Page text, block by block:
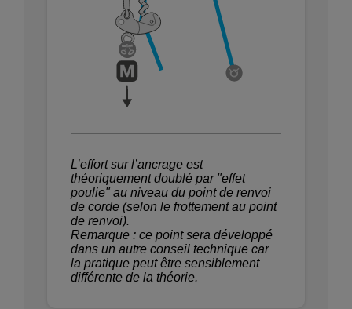
L’effort sur l’ancrage est
théoriquement doublé par "effet
poulie" au niveau du point de renvoi
de corde (selon le frottement au point
de renvoi).
Remarque : ce point sera développé
dans un autre conseil technique car
la pratique peut être sensiblement
différente de la théorie.